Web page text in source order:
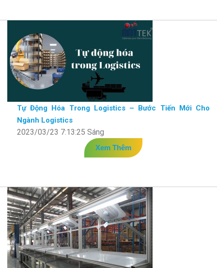
Tự Động Hóa Trong Logistics – Bước Tiến Mới Cho
Ngành Logistics
2023/03/23 7:13:25 Sáng
Xem Thêm